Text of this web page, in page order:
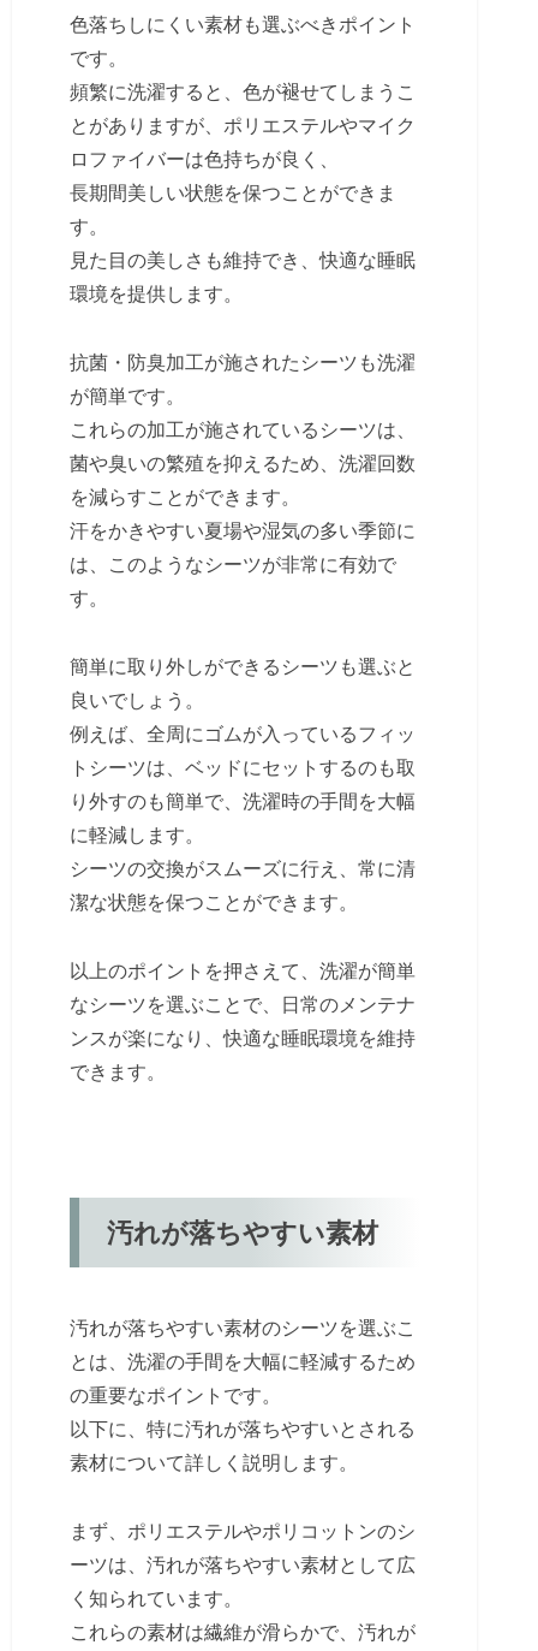
色落ちしにくい素材も選ぶべきポイント
です。
頻繁に洗濯すると、色が褪せてしまうこ
とがありますが、ポリエステルやマイク
ロファイバーは色持ちが良く、
長期間美しい状態を保つことができま
す。
見た目の美しさも維持でき、快適な睡眠
環境を提供します。
抗菌・防臭加工が施されたシーツも洗濯
が簡単です。
これらの加工が施されているシーツは、
菌や臭いの繁殖を抑えるため、洗濯回数
を減らすことができます。
汗をかきやすい夏場や湿気の多い季節に
は、このようなシーツが非常に有効で
す。
簡単に取り外しができるシーツも選ぶと
良いでしょう。
例えば、全周にゴムが入っているフィッ
トシーツは、ベッドにセットするのも取
り外すのも簡単で、洗濯時の手間を大幅
に軽減します。
シーツの交換がスムーズに行え、常に清
潔な状態を保つことができます。
以上のポイントを押さえて、洗濯が簡単
なシーツを選ぶことで、日常のメンテナ
ンスが楽になり、快適な睡眠環境を維持
できます。
汚れが落ちやすい素材
汚れが落ちやすい素材のシーツを選ぶこ
とは、洗濯の手間を大幅に軽減するため
の重要なポイントです。
以下に、特に汚れが落ちやすいとされる
素材について詳しく説明します。
まず、ポリエステルやポリコットンのシ
ーツは、汚れが落ちやすい素材として広
く知られています。
これらの素材は繊維が滑らかで、汚れが